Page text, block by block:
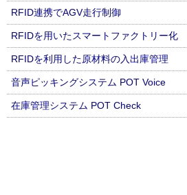
RFID連携でAGV走行制御
RFIDを用いたスマートファクトリー化
RFIDを利用した原材料の入出庫管理
音声ピッキングシステム POT Voice
在庫管理システム POT Check